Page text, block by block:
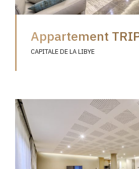
Appartement
CAPITALE DE LA LIBYE